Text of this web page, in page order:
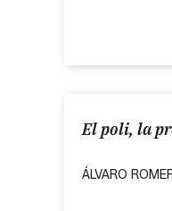
El poli, la
ÁLVARO